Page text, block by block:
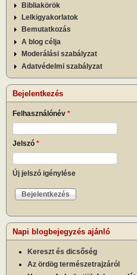
Bibliakörök
Lelkigyakorlatok
Bemutatkozás
A blog célja
Moderálási szabályzat
Adatvédelmi szabályzat
Bejelentkezés
Felhasználónév *
Jelszó *
Új jelszó igénylése
Napi blogbejegyzés ajánló
Kereszt és dicsőség
Az ördög természetrajzáról